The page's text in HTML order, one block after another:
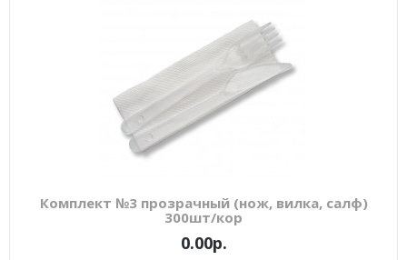
Комплект №3 прозрачный (нож, вилка, салф)
300шт/кор
0.00р.